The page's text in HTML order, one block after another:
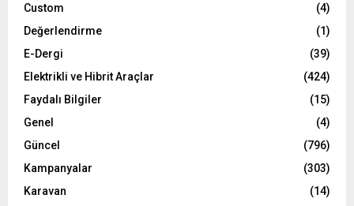
Custom
(4)
Değerlendirme
(1)
E-Dergi
(39)
Elektrikli ve Hibrit Araçlar
(424)
Faydalı Bilgiler
(15)
Genel
(4)
Güncel
(796)
Kampanyalar
(303)
Karavan
(14)